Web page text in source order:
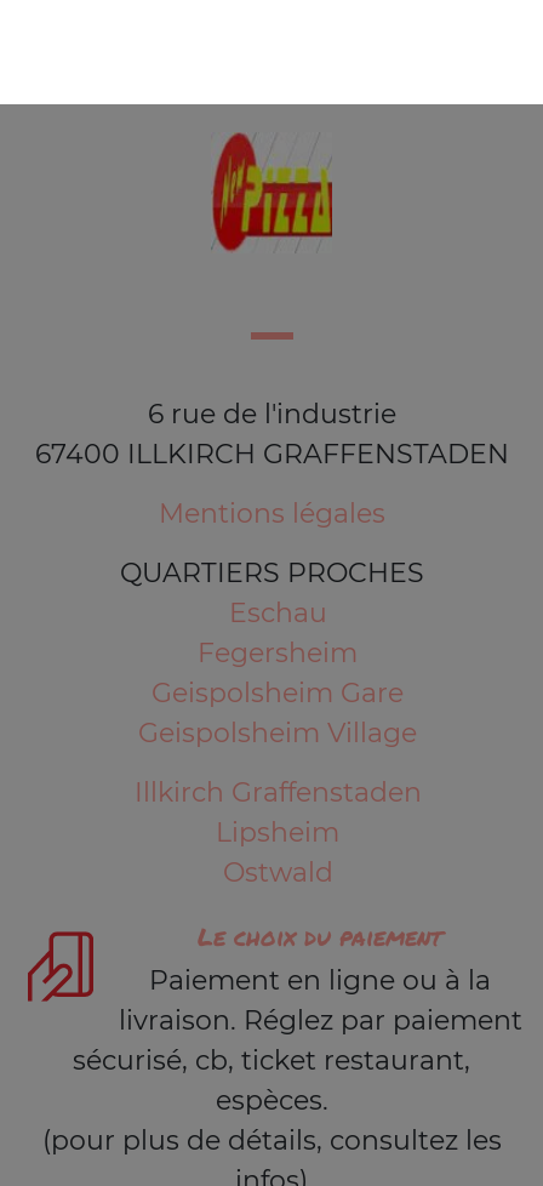
6 rue de l'industrie
67400 ILLKIRCH GRAFFENSTADEN
Mentions légales
QUARTIERS PROCHES
Eschau
Fegersheim
Geispolsheim Gare
Geispolsheim Village
Illkirch Graffenstaden
Lipsheim
Ostwald
Le choix du paiement
Paiement en ligne ou à la
livraison. Réglez par paiement
sécurisé, cb, ticket restaurant,
espèces.
(pour plus de détails, consultez les